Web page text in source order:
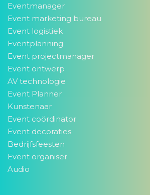
Eventmanager
Event marketing bureau
Event logistiek
Eventplanning
Event projectmanager
Event ontwerp
AV technologie
Event Planner
Kunstenaar
Event coördinator
Event decoraties
Bedrijfsfeesten
Event organiser
Audio